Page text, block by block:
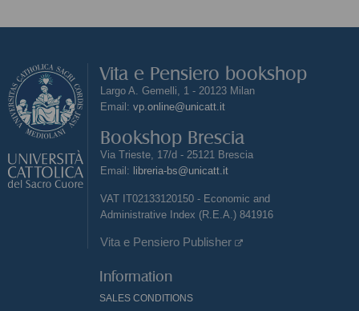
Vita e Pensiero bookshop
Largo A. Gemelli, 1 - 20123 Milan
Email: vp.online@unicatt.it
Bookshop Brescia
Via Trieste, 17/d - 25121 Brescia
Email: libreria-bs@unicatt.it
VAT IT02133120150 - Economic and
Administrative Index (R.E.A.) 841916
Vita e Pensiero Publisher
Information
SALES CONDITIONS